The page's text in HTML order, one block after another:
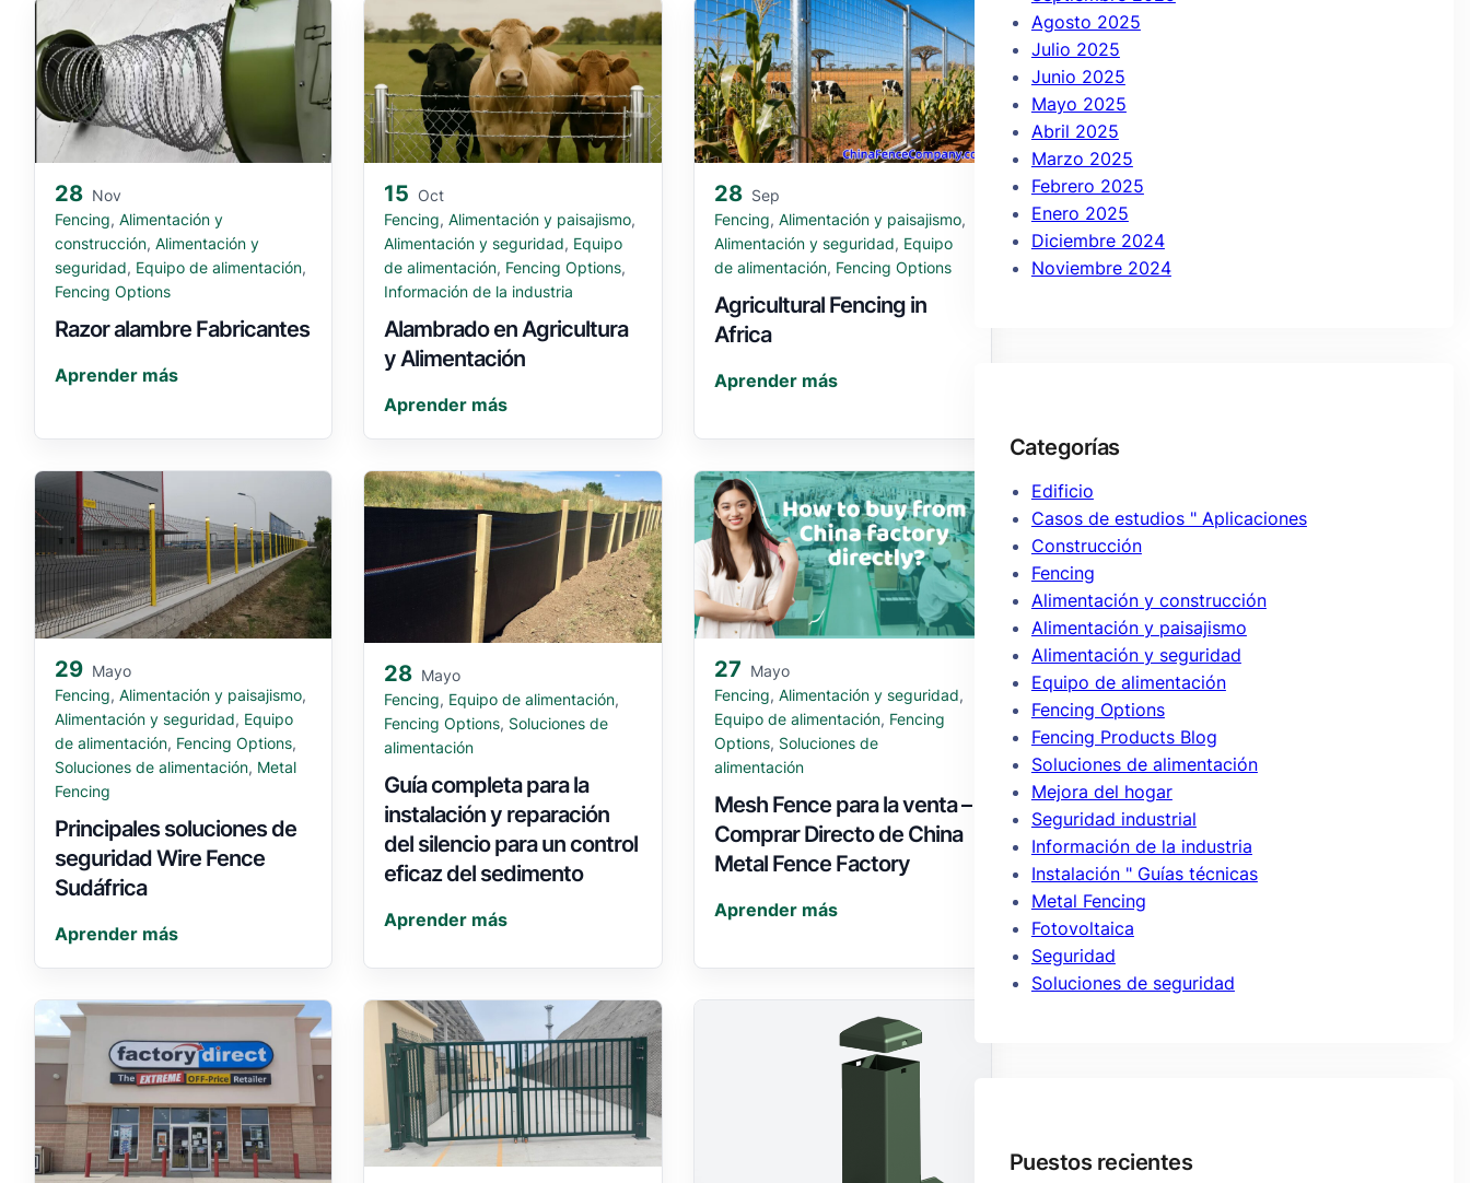
28 Nov
Fencing, Alimentación y
construcción, Alimentación y
seguridad, Equipo de alimentación,
Fencing Options
Razor alambre Fabricantes
Aprender más
15 Oct
Fencing,Alimentación y paisajismo,
Alimentación y seguridad, Equipo
de alimentación, Fencing Options,
Información de la industria
Alambrado en Agricultura
y Alimentación
Aprender más
28 Sep
Fencing, Alimentación y paisajismo,
Alimentación y seguridad, Equipo
de alimentación, Fencing Options
Agricultural Fencing in
Africa
Aprender más
29 Mayo
Fencing, Alimentación y paisajismo,
Alimentación y seguridad, Equipo
de alimentación, Fencing Options,
Soluciones de alimentación, Metal
Fencing
Principales soluciones de
seguridad Wire Fence
Sudáfrica
Aprender más
28 Mayo
Fencing, Equipo de alimentación,
Fencing Options, Soluciones de
alimentación
Guía completa para la
instalación y reparación
del silencio para un control
eficaz del sedimento
Aprender más
27 Mayo
Fencing, Alimentación y seguridad,
Equipo de alimentación, Fencing
Options, Soluciones de
alimentación
Mesh Fence para la venta –
Comprar Directo de China
Metal Fence Factory
Aprender más
Agosto 2025
Julio 2025
Junio 2025
Mayo 2025
Abril 2025
Marzo 2025
Febrero 2025
Enero 2025
Diciembre 2024
Noviembre 2024
Categorías
Edificio
Casos de estudios " Aplicaciones
Construcción
Fencing
Alimentación y construcción
Alimentación y paisajismo
Alimentación y seguridad
Equipo de alimentación
Fencing Options
Fencing Products Blog
Soluciones de alimentación
Mejora del hogar
Seguridad industrial
Información de la industria
Instalación " Guías técnicas
Metal Fencing
Fotovoltaica
Seguridad
Soluciones de seguridad
Puestos recientes